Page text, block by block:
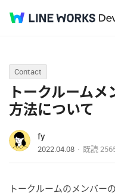
Q&A
Contact
トークルーム
方法について
fy
2022.04.08 既読
トークルームのメンバー